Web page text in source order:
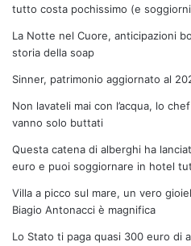
tutto costa pochissimo (e
La Notte nel Cuore, anticipazioni
storia della soap
Sinner, patrimonio aggiornato al
Non lavateli mai con l’acqua, lo
vanno solo buttati
Questa catena di alberghi ha
euro e puoi soggiornare in hotel
Villa a picco sul mare, un vero
Biagio Antonacci è magnifica
Lo Stato ti paga quasi 300 euro di